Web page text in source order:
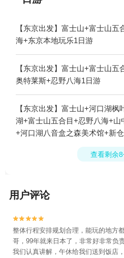
【东京出发】富士山+富士山五
海+东京本地玩乐1日游
【东京出发】富士山+富士山五
奥特莱斯+忍野八海1日游
【东京出发】富士山+河口湖枫
湖+富士山五合目+忍野八海+山
+河口湖八音盒之森美术馆+新仓
查看剩余
用户评论


整体行程安排规划合理，能玩的地方
哥，99年就来日本了，非常好非常负
我们认真讲解，午休给我们送到饭店